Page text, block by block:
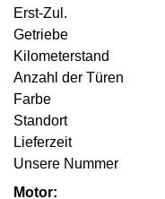
Erst-Zul.
Getriebe
Kilometerstand
Anzahl der Türen
Farbe
Standort
Lieferzeit
Unsere Nummer
Motor: